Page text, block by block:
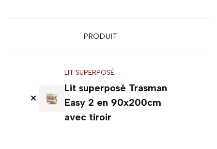
PRODUIT
LIT SUPERPOSÉ
Lit superposé Trasman
Easy 2 en 90x200cm
avec tiroir